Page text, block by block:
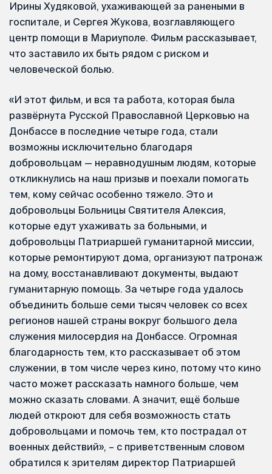
Ирины Худяковой, ухаживающей за ранеными в
госпитале, и Сергея Жукова, возглавляющего
центр помощи в Мариуполе. Фильм рассказывает,
что заставило их быть рядом с риском и
человеческой болью.
«И этот фильм, и вся та работа, которая была
развёрнута Русской Православной Церковью на
Донбассе в последние четыре года, стали
возможны исключительно благодаря
добровольцам — неравнодушным людям, которые
откликнулись на наш призыв и поехали помогать
тем, кому сейчас особенно тяжело. Это и
добровольцы Больницы Святителя Алексия,
которые едут ухаживать за больными, и
добровольцы Патриаршей гуманитарной миссии,
которые ремонтируют дома, организуют патронаж
на дому, восстанавливают документы, выдают
гуманитарную помощь. За четыре года удалось
объединить больше семи тысяч человек со всех
регионов нашей страны вокруг большого дела
служения милосердия на Донбассе. Огромная
благодарность тем, кто рассказывает об этом
служении, в том числе через кино, потому что кино
часто может рассказать намного больше, чем
можно сказать словами. А значит, ещё больше
людей откроют для себя возможность стать
добровольцами и помочь тем, кто пострадал от
военных действий», – с приветственным словом
обратился к зрителям директор Патриаршей